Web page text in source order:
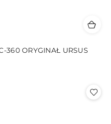
360 ORYGINAŁ URSUS